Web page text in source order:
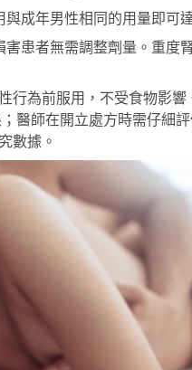
成年男性相同的用量即可
患者無需調整劑量。重度
行為前服用，不受食物影
醫師在開立處方時需仔細
數據。